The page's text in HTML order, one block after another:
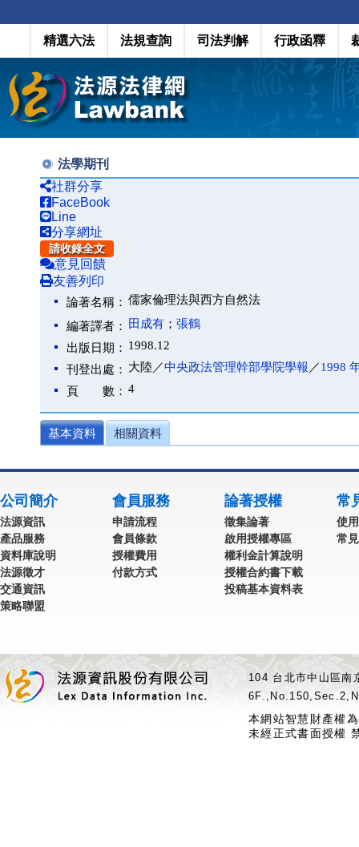
精選六法 法規查詢 司法判解 行政函釋
法學期刊
社群分享
FaceBook
Line
分享網址
請收錄全文
意見回饋
友善列印
論著名稱： 儒家倫理法與西方自然法
編著譯者： 田成有 ； 張鶴
出版日期： 1998.12
刊登出處： 大陸／中央政法管理幹部學院學報 ／1998
頁 數： 4
基本資料 相關資料
公司簡介
法源資訊
產品服務
資料庫說明
法源徵才
交通資訊
策略聯盟
會員服務
申請流程
會員條款
授權費用
付款方式
論著授權
徵集論著
啟用授權專區
權利金計算說明
授權合約書下載
投稿基本資料表
常
使
常
104 台北市中山區
本網站智慧財產權
未經正式書面授權